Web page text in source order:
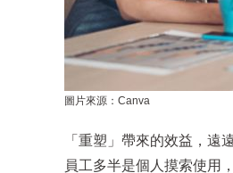
圖片來源：Canva
「重塑」帶來的效益，遠
員工多半是個人摸索使用